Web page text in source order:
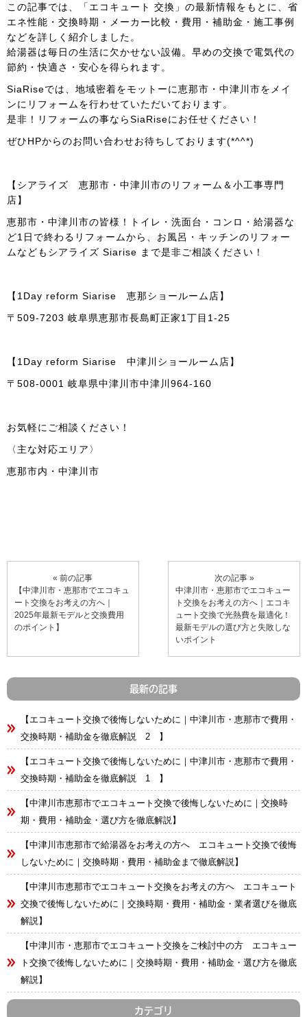
この記事では、「エコキュート 交換」の最新情報をもとに、省
エネ性能・交換時期・メーカー比較・費用・補助金・施工事例
などを詳しく紹介しました。
給湯器は毎日の生活に欠かせない設備。早めの交換で電気代の
節約・快適さ・安心を得られます。
SiaRiseでは、地域密着をモットーに恵那市・中津川市をメイ
ンにリフォームを行わせていただいております。
是非！リフォームの事ならSiaRiseにお任せください！
ぜひHPからのお問い合わせお待ちしております(*^^*)
【シアライズ 恵那市・中津川市のリフォーム＆小工事専門
店】
恵那市・中津川市の皆様！トイレ・洗面台・コンロ・給湯器な
ど1日で終わるリフォームから、お風呂・キッチンのリフォー
ムなどもシアライズ Siarise まで是非ご相談ください！
【1Day reform Siarise 恵那ショールーム店】
〒509-7203 岐阜県恵那市長島町正家1丁目1-25
【1Day reform Siarise 中津川ショールーム店】
〒508-0001 岐阜県中津川市中津川964-160
お気軽にご相談ください！
〈主な対応エリア〉
恵那市内・中津川市
« 前の記事
【中津川市・恵那市でエコキュ
ート交換をお考えの方へ｜
2025年最新モデルと交換費用
のポイント】
次の記事 »
中津川市・恵那市でエコキュー
ト交換をお考えの方へ｜エコキ
ュート交換で光熱費を最適化！
最新モデルの選び方と失敗しな
いポイント
最新の記事
【エコキュート交換で後悔しないために｜中津川市・恵那市で費用・
交換時期・補助金を徹底解説 2 】
【エコキュート交換で後悔しないために｜中津川市・恵那市で費用・
交換時期・補助金を徹底解説 1 】
【中津川市恵那市でエコキュート交換で後悔しないために｜交換時
期・費用・補助金・選び方を徹底解説】
【中津川市恵那市で給湯器をお考えの方へ エコキュート交換で後悔
しないために｜交換時期・費用・補助金まで徹底解説】
【中津川市恵那市でエコキュート交換をお考えの方へ エコキュート
交換で後悔しないために｜交換時期・費用・補助金・業者選びを徹底
解説】
【中津川市・恵那市でエコキュート交換をご検討中の方 エコキュー
ト交換で後悔しないために｜交換時期・費用・補助金・選び方を徹底
解説】
カテゴリ